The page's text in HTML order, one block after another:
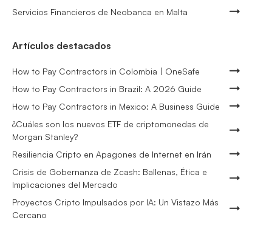
Servicios Financieros de Neobanca en Malta
Artículos destacados
How to Pay Contractors in Colombia | OneSafe
How to Pay Contractors in Brazil: A 2026 Guide
How to Pay Contractors in Mexico: A Business Guide
¿Cuáles son los nuevos ETF de criptomonedas de
Morgan Stanley?
Resiliencia Cripto en Apagones de Internet en Irán
Crisis de Gobernanza de Zcash: Ballenas, Ética e
Implicaciones del Mercado
Proyectos Cripto Impulsados por IA: Un Vistazo Más
Cercano